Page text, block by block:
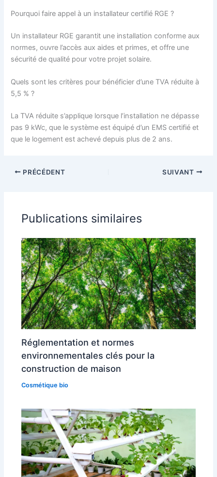
Pourquoi faire appel à un installateur certifié RGE ?
Un installateur RGE garantit une installation conforme aux
normes, ouvre l’accès aux aides et primes, et offre une
sécurité de qualité pour votre projet solaire.
Quels sont les critères pour bénéficier d’une TVA réduite à
5,5 % ?
La TVA réduite s’applique lorsque l’installation ne dépasse
pas 9 kWc, que le système est équipé d’un EMS certifié et
que le logement est achevé depuis plus de 2 ans.
PRÉCÉDENT SUIVANT
Publications similaires
Réglementation et normes
environnementales clés pour la
construction de maison
Cosmétique bio